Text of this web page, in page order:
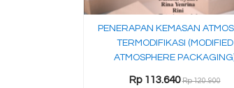
PENERAPAN KEMASAN
TERMODIFIKASI (MODIFIED
ATMOSPHERE
Rp 113.640 Rp 120.900